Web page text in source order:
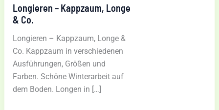
Longieren – Kappzaum, Longe
& Co.
Longieren – Kappzaum, Longe &
Co. Kappzaum in verschiedenen
Ausführungen, Größen und
Farben. Schöne Winterarbeit auf
dem Boden. Longen in […]